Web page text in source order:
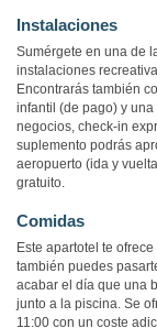
Instalaciones
Sumérgete en una de
instalaciones
Encontrarás también
infantil (de pago) y
negocios, check-in
suplemento podrás
aeropuerto (ida y
gratuito.
Comidas
Este apartotel te
también puedes
acabar el día que una
junto a la piscina. Se
11:00 con un coste